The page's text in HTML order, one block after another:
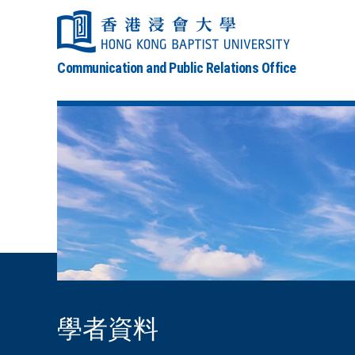
Communication and Public Relations Office
學者資料